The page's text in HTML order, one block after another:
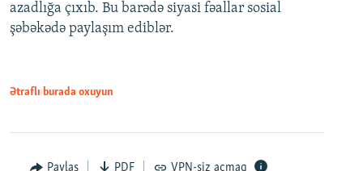
azadlığa çıxıb. Bu barədə siyasi fəallar sosial
şəbəkədə paylaşım ediblər.
Ətraflı burada oxuyun
Paylaş PDF VPN-siz açmaq